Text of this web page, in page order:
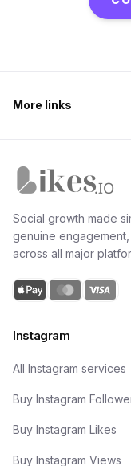
More links
Social growth made
genuine
across all major
Instagram
All Instagram services
Buy Instagram
Buy Instagram Likes
Buy Instagram Views